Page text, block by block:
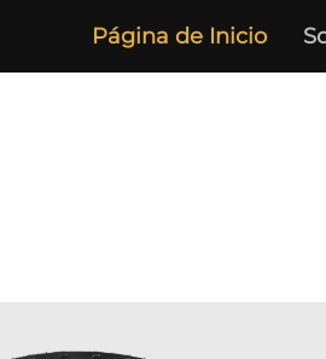
Página de Inicio